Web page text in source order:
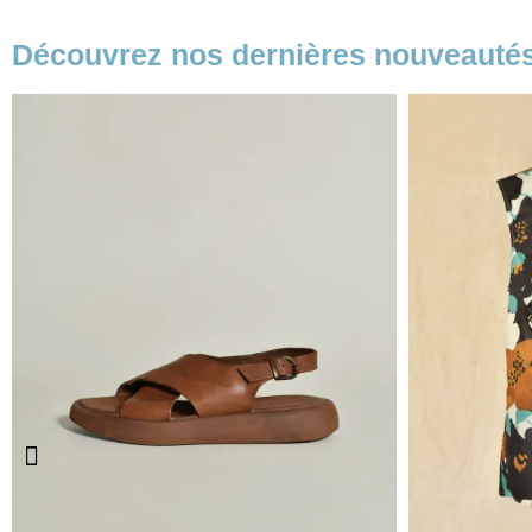
Découvrez nos dernières